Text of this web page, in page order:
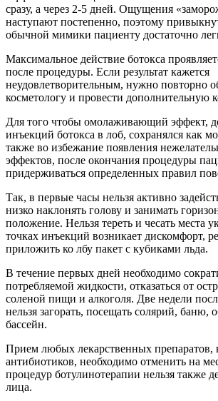
сразу, а через 2-5 дней. Ощущения
наступают постепенно, поэтому
обычной мимики пациенту достаточно
Максимальное действие ботокса
после процедуры. Если результат кажется
неудовлетворительным, нужно повторно
косметологу и провести дополнительную
Для того чтобы омолаживающий эффект,
инъекций ботокса в лоб, сохранялся как
также во избежание появления
эффектов, после окончания процедуры
придерживаться определенных правил
Так, в первые часы нельзя активно
низко наклонять голову и занимать
положение. Нельзя тереть и чесать места
точках инъекций возникает дискомфорт,
приложить ко лбу пакет с кубиками льда.
В течение первых дней необходимо
потребляемой жидкости, отказаться от
соленой пищи и алкоголя. Две недели
нельзя загорать, посещать солярий, баню,
бассейн.
Прием любых лекарственных препаратов,
антибиотиков, необходимо отменить на
процедур ботулинотерапии нельзя также
лица.